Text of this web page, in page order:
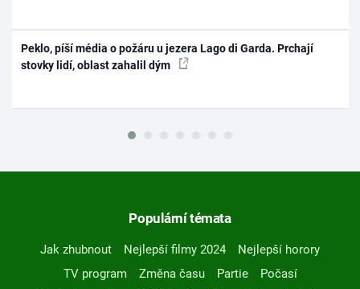
Peklo, píší média o požáru u jezera Lago di Garda. Prchají
stovky lidí, oblast zahalil dým
Populární témata
Jak zhubnout Nejlepší filmy 2024
Nejlepší horory
TV program
Změna času Partie
Počasí